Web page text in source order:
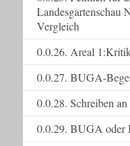
Landesgartenschau
Vergleich
0.0.26. Areal
0.0.27. BUGA-
0.0.28. Schreiben
0.0.29. BUGA oder